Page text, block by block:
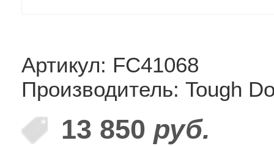
Артикул: FC41068
Производитель: Tough
13 850 руб.